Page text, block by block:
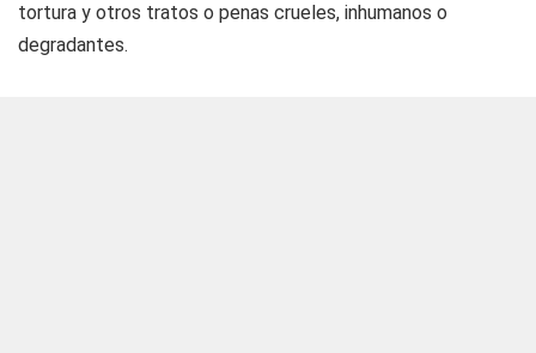
tortura y otros tratos o penas crueles, inhumanos o
degradantes.